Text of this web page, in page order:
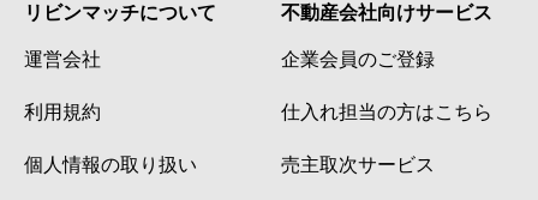
リビンマッチについて
運営会社
利用規約
個人情報の取り扱い
不動産会社向けサービス
企業会員のご登録
仕入れ担当の方はこちら
売主取次サービス